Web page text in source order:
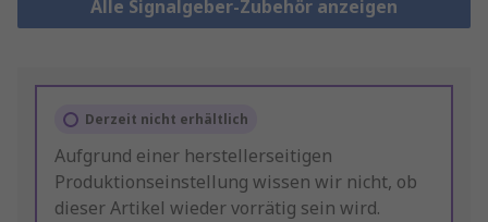
Alle Signalgeber-Zubehör anzeigen
Derzeit nicht erhältlich
Aufgrund einer herstellerseitigen
Produktionseinstellung wissen wir nicht, ob
dieser Artikel wieder vorrätig sein wird.